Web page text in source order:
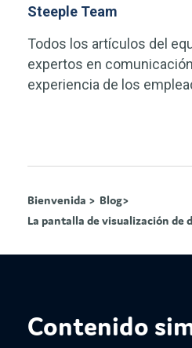
Steeple Team
Todos los artículos del
expertos en
experiencia de los
Bienvenida > Blog>
La pantalla de visualización de
Contenido